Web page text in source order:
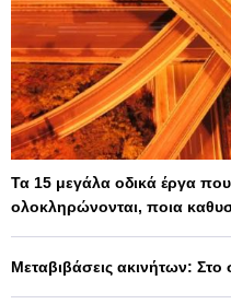
Τα 15 μεγάλα οδικά έργα
ολοκληρώνονται, ποια
Μεταβιβάσεις ακινήτων: Στο